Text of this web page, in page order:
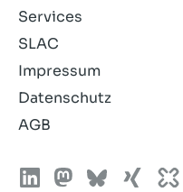
Services
SLAC
Impressum
Datenschutz
AGB